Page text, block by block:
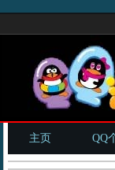
主页 QQ